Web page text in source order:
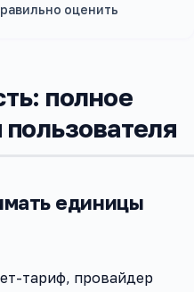
оценить
полное
единицы
тариф, провайдер